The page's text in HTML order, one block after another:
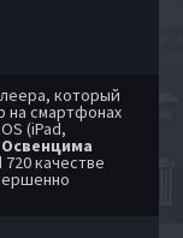
который
на смартфонах
(iPad,
качестве